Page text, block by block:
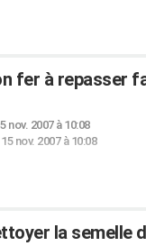
fer à repasser
nov. 2007 à 10:08
15 nov. 2007 à 10:08
la semelle